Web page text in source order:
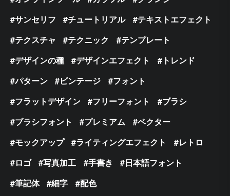
サンセリフ
チュートリアル
テキストエフェクト
テクスチャ
テクニック
テンプレート
デザインの種
デザインエフェクト
トレンド
パターン
ビンテージ
フォント
フラットデザイン
フリーフォント
ブラシ
ブラシフォント
プレミアム
ベクター
モックアップ
ライティングエフェクト
レトロ
ロゴ
写真加工 手書き
日本語フォント
筆記体
細字 配色